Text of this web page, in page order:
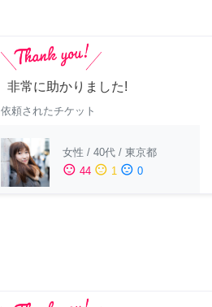
非常に助かりました!
依頼されたチケット
女性 / 40代 / 東京都
sentiment_satisfied 44 sentiment_neutral 1 sentiment_dissatisfied 0